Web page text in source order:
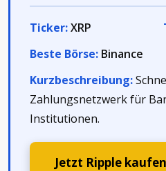
Ticker:XRP
Beste Börse: Binance
Kurzbeschreibung:
Zahlungsnetzwerk für
Institutionen.
Jetzt Ripple